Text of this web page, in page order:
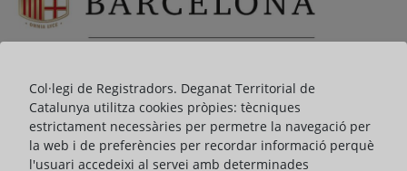
Col·legi de Registradors. Deganat Territorial de
Catalunya utilitza cookies pròpies: tècniques
estrictament necessàries per permetre la navegació per
la web i de preferències per recordar informació perquè
l'usuari accedeixi al servei amb determinades